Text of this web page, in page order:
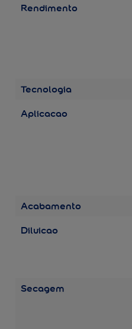
Rendimento
Tecnologia
Aplicacao
Acabamento
Diluicao
Secagem